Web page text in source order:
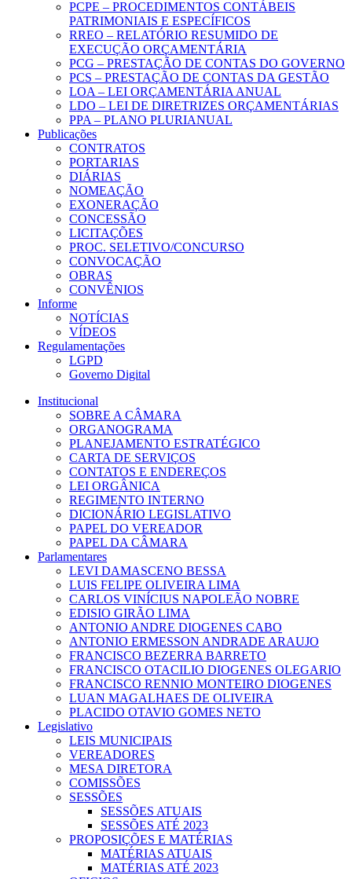
PCPE – PROCEDIMENTOS CONTÁBEIS
PATRIMONIAIS E ESPECÍFICOS
RREO – RELATÓRIO RESUMIDO DE
EXECUÇÃO ORÇAMENTÁRIA
PCG – PRESTAÇÃO DE CONTAS DO GOVERNO
PCS – PRESTAÇÃO DE CONTAS DA GESTÃO
LOA – LEI ORÇAMENTÁRIA ANUAL
LDO – LEI DE DIRETRIZES ORÇAMENTÁRIAS
PPA – PLANO PLURIANUAL
Publicações
CONTRATOS
PORTARIAS
DIÁRIAS
NOMEAÇÃO
EXONERAÇÃO
CONCESSÃO
LICITAÇÕES
PROC. SELETIVO/CONCURSO
CONVOCAÇÃO
OBRAS
CONVÊNIOS
Informe
NOTÍCIAS
VÍDEOS
Regulamentações
LGPD
Governo Digital
Institucional
SOBRE A CÂMARA
ORGANOGRAMA
PLANEJAMENTO ESTRATÉGICO
CARTA DE SERVIÇOS
CONTATOS E ENDEREÇOS
LEI ORGÂNICA
REGIMENTO INTERNO
DICIONÁRIO LEGISLATIVO
PAPEL DO VEREADOR
PAPEL DA CÂMARA
Parlamentares
LEVI DAMASCENO BESSA
LUIS FELIPE OLIVEIRA LIMA
CARLOS VINÍCIUS NAPOLEÃO NOBRE
EDISIO GIRÃO LIMA
ANTONIO ANDRE DIOGENES CABO
ANTONIO ERMESSON ANDRADE ARAUJO
FRANCISCO BEZERRA BARRETO
FRANCISCO OTACILIO DIOGENES OLEGARIO
FRANCISCO RENNIO MONTEIRO DIOGENES
LUAN MAGALHAES DE OLIVEIRA
PLACIDO OTAVIO GOMES NETO
Legislativo
LEIS MUNICIPAIS
VEREADORES
MESA DIRETORA
COMISSÕES
SESSÕES
SESSÕES ATUAIS
SESSÕES ATÉ 2023
PROPOSIÇÕES E MATÉRIAS
MATÉRIAS ATUAIS
MATÉRIAS ATÉ 2023